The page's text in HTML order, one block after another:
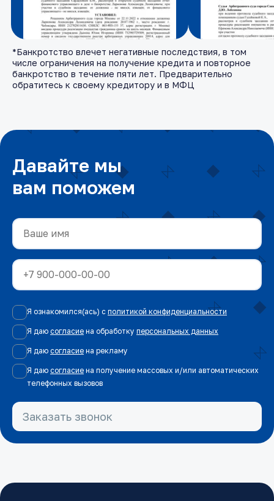
*Банкротство влечет негативные последствия, в том
числе ограничения на получение кредита и повторное
банкротство в течение пяти лет. Предварительно
обратитесь к своему кредитору и в МФЦ
Давайте мы
вам поможем
Я ознакомился(ась) с политикой конфиденциальности
Я даю согласие на обработку персональных данных
Я даю согласие на рекламу
Я даю согласие на получение массовых и/или автоматических
телефонных вызовов
Заказать звонок